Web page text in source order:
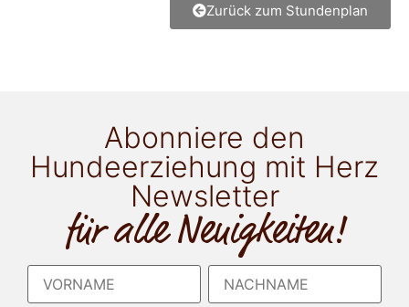
Zurück zum Stundenplan
Abonniere den
Hundeerziehung mit Herz
Newsletter
für alle Neuigkeiten!